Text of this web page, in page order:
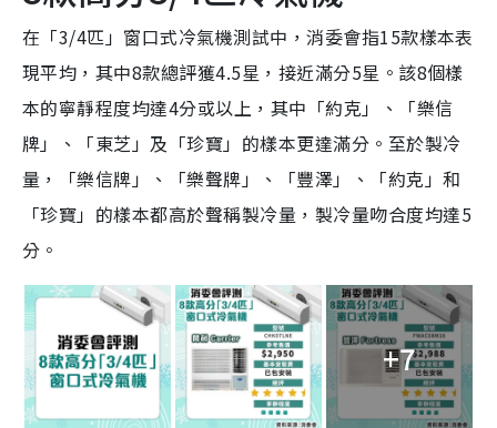
在「3/4匹」窗口式冷氣機測試中，消委會指15款樣本表
現平均，其中8款總評獲4.5星，接近滿分5星。該8個樣
本的寧靜程度均達4分或以上，其中「約克」、「樂信
牌」、「東芝」及「珍寶」的樣本更達滿分。至於製冷
量，「樂信牌」、「樂聲牌」、「豐澤」、「約克」和
「珍寶」的樣本都高於聲稱製冷量，製冷量吻合度均達5
分。
+7